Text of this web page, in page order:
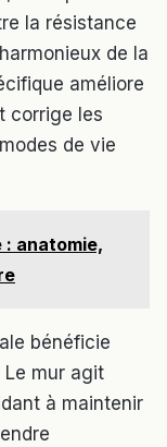
la résistance
de la
améliore
corrige les
de vie
: anatomie,
bénéficie
mur agit
à maintenir